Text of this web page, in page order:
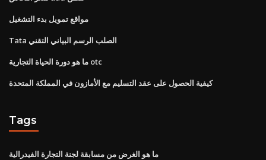
مواقع تمويل بدء التشغيل
Tata الصلب الرسم البياني التقني
ما هو دورة الحياة التجارية otc
كيفية الحصول على عقد التسليم مع الأمازون في المملكة المتحدة
Tags
ما هو الغرض من مسابقة لجنة التجارة الفيدرالية